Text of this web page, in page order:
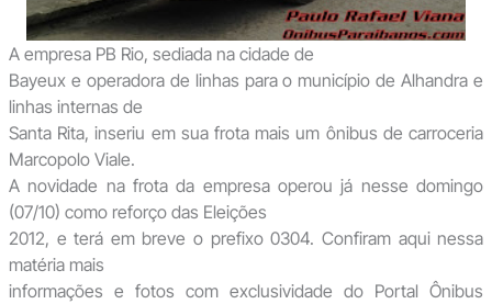
A empresa PB Rio, sediada na cidade de
Bayeux e operadora de linhas para o município de Alhandra e
linhas internas de
Santa Rita, inseriu em sua frota mais um ônibus de carroceria
Marcopolo Viale.
A novidade na frota da empresa operou já nesse domingo
(07/10) como reforço das Eleições
2012, e terá em breve o prefixo 0304. Confiram aqui nessa
matéria mais
informações e fotos com exclusividade do Portal Ônibus